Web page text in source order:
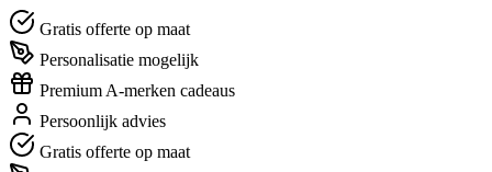
Gratis offerte op maat
Personalisatie mogelijk
Premium A-merken cadeaus
Persoonlijk advies
Gratis offerte op maat